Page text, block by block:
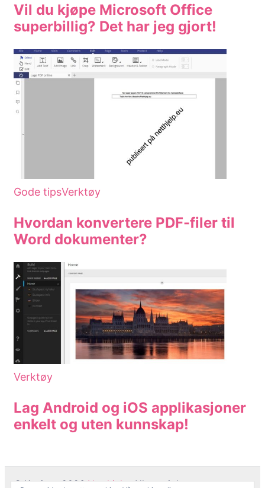
Vil du kjøpe Microsoft Office
superbillig? Det har jeg gjort!
Gode tipsVerktøy
Hvordan konvertere PDF-filer til
Word dokumenter?
Verktøy
Lag Android og iOS applikasjoner
enkelt og uten kunnskap!
© Kopirett 2026Netthjelp. Alle rettigheter er